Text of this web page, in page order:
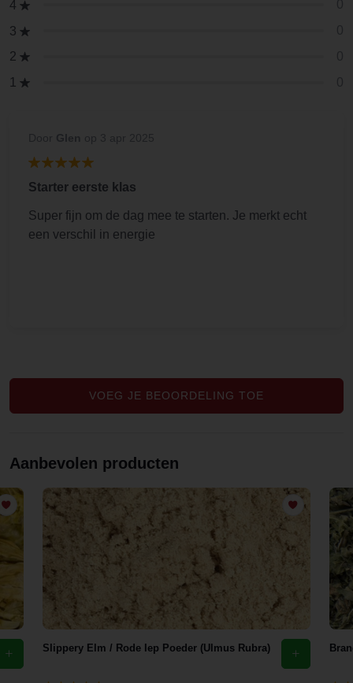
4
3
2
1
Starter eerste klas
Super fijn om de dag mee te starten. Je merkt echt
een verschil in energie
VOEG JE BEOORDELING TOE
Aanbevolen producten
Slippery Elm / Rode Iep Poeder (Ulmus Rubra)